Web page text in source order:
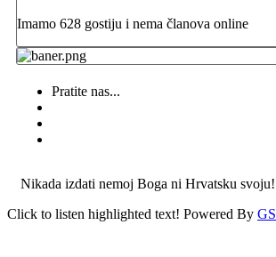
Imamo 628 gostiju i nema članova online
Pratite nas...
Nikada izdati nemoj Boga ni Hrvatsku svoju!
Click to listen highlighted text! Powered By